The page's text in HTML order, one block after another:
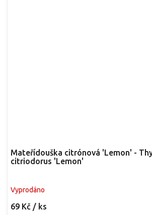
Mateřídouška citrónová 'Lemon' -
citriodorus 'Lemon'
Vyprodáno
69 Kč / ks